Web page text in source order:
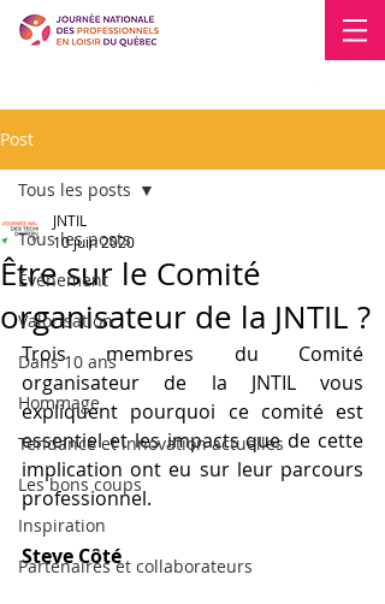
Post
Tous les posts
Événement
Valorisation
Dans 10 ans
Hommage
Tendance et innovation actuelles
Les bons coups
Inspiration
Partenaires et collaborateurs
Tous les posts
Être sur le Comité
organisateur de la JNTIL ?
JNTIL
10 juin 2020
Trois membres du Comité
organisateur de la JNTIL vous
expliquent pourquoi ce comité est
essentiel et les impacts que de cette
implication ont eu sur leur parcours
professionnel.
Steve Côté